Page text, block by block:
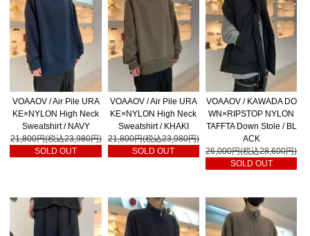
VOAAOV / Air Pile URA
KE×NYLON High Neck
Sweatshirt / NAVY
21,800円(税込23,980円)
SOLD OUT
VOAAOV / Air Pile URA
KE×NYLON High Neck
Sweatshirt / KHAKI
21,800円(税込23,980円)
SOLD OUT
VOAAOV / KAWADA DO
WN×RIPSTOP NYLON
TAFFTA Down Stole / BL
ACK
26,000円(税込28,600円)
SOLD OUT